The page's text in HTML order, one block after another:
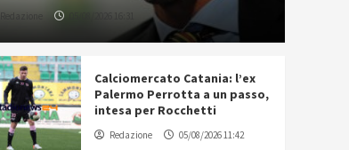
Redazione
Calciomercato Catania: l’ex
Palermo Perrotta a un passo,
intesa per Rocchetti
Redazione 05/08/2026 11:42